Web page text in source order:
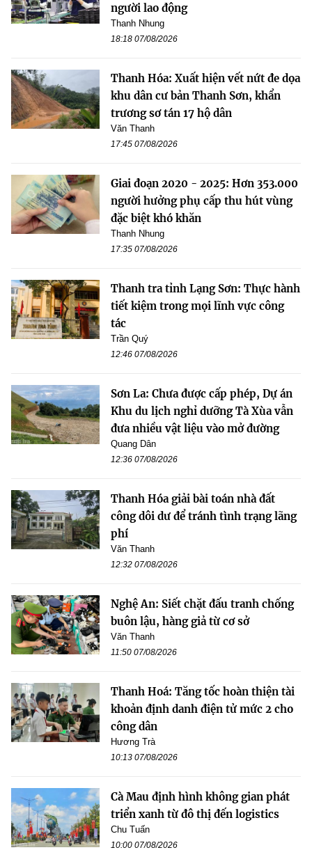
người lao động
Thanh Nhung
18:18 07/08/2026
Thanh Hóa: Xuất hiện vết nứt đe dọa
khu dân cư bản Thanh Sơn, khẩn
trương sơ tán 17 hộ dân
Văn Thanh
17:45 07/08/2026
Giai đoạn 2020 - 2025: Hơn 353.000
người hưởng phụ cấp thu hút vùng
đặc biệt khó khăn
Thanh Nhung
17:35 07/08/2026
Thanh tra tỉnh Lạng Sơn: Thực hành
tiết kiệm trong mọi lĩnh vực công
tác
Trần Quý
12:46 07/08/2026
Sơn La: Chưa được cấp phép, Dự án
Khu du lịch nghỉ dưỡng Tà Xùa vẫn
đưa nhiều vật liệu vào mở đường
Quang Dân
12:36 07/08/2026
Thanh Hóa giải bài toán nhà đất
công dôi dư để tránh tình trạng lãng
phí
Văn Thanh
12:32 07/08/2026
Nghệ An: Siết chặt đấu tranh chống
buôn lậu, hàng giả từ cơ sở
Văn Thanh
11:50 07/08/2026
Thanh Hoá: Tăng tốc hoàn thiện tài
khoản định danh điện tử mức 2 cho
công dân
Hương Trà
10:13 07/08/2026
Cà Mau định hình không gian phát
triển xanh từ đô thị đến logistics
Chu Tuấn
10:00 07/08/2026